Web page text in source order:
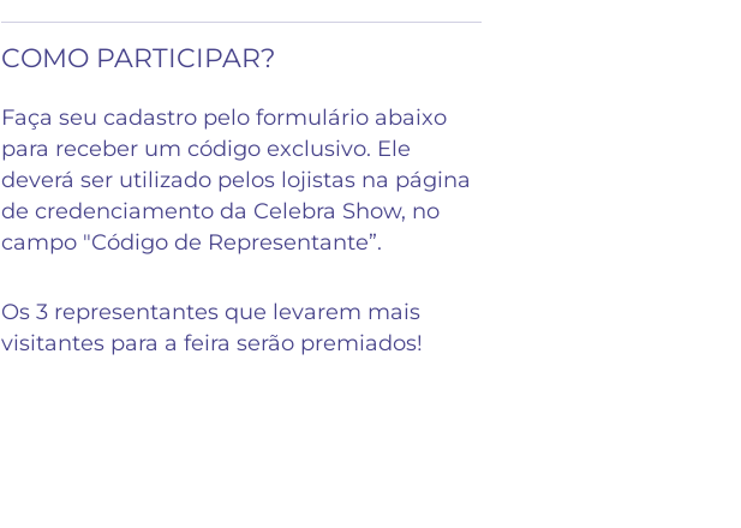
COMO PARTICIPAR?
Faça seu cadastro pelo formulário abaixo
para receber um código exclusivo. Ele
deverá ser utilizado pelos lojistas na página
de credenciamento da Celebra Show, no
campo "Código de Representante”.
Os 3 representantes que levarem mais
visitantes para a feira serão premiados!